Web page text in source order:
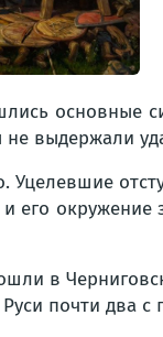
основные
не выдержали
Уцелевшие
его
в
почти два